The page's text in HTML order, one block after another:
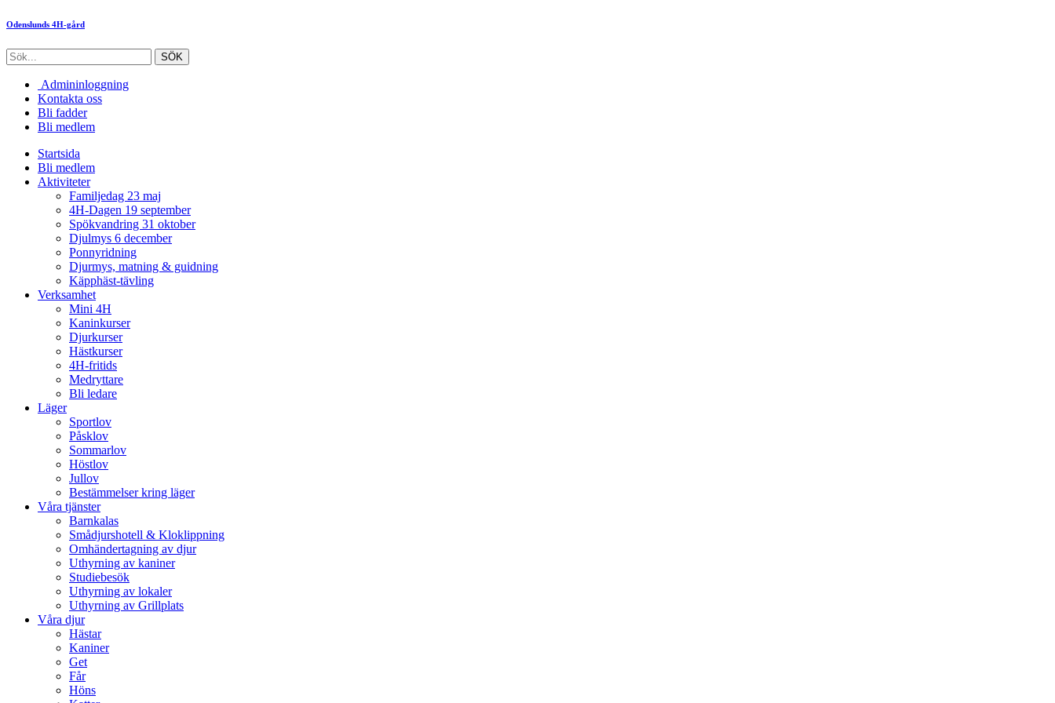
Odenslunds 4H-gård
Admininloggning
Kontakta oss
Bli fadder
Bli medlem
Startsida
Bli medlem
Aktiviteter
Familjedag 23 maj
4H-Dagen 19 september
Spökvandring 31 oktober
Djulmys 6 december
Ponnyridning
Djurmys, matning & guidning
Käpphäst-tävling
Verksamhet
Mini 4H
Kaninkurser
Djurkurser
Hästkurser
4H-fritids
Medryttare
Bli ledare
Läger
Sportlov
Påsklov
Sommarlov
Höstlov
Jullov
Bestämmelser kring läger
Våra tjänster
Barnkalas
Smådjurshotell & Kloklippning
Omhändertagning av djur
Uthyrning av kaniner
Studiebesök
Uthyrning av lokaler
Uthyrning av Grillplats
Våra djur
Hästar
Kaniner
Get
Får
Höns